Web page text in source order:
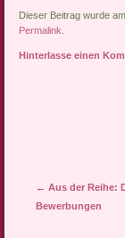
Vorsitzender und
Gedanken…
Dieser Beitrag wurde
Permalink
Hinterlasse einen
Artikel-
← Aus der Reihe:
Bewerbungen